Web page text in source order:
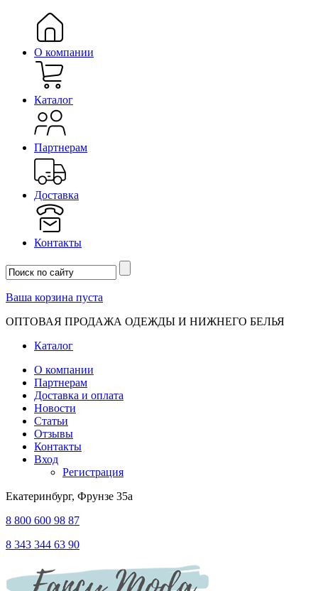
О компании
Каталог
Партнерам
Доставка
Контакты
Ваша корзина пуста
ОПТОВАЯ ПРОДАЖА ОДЕЖДЫ И НИЖНЕГО БЕЛЬЯ
Каталог
О компании
Партнерам
Доставка и оплата
Новости
Статьи
Отзывы
Контакты
Вход
Регистрация
Екатеринбург, Фрунзе 35а
8 800 600 98 87
8 343 344 63 90